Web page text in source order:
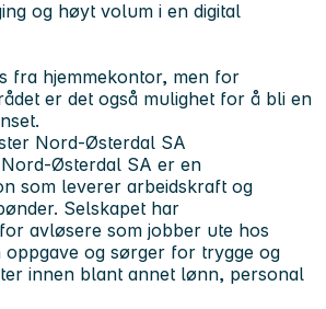
og høyt volum i en digital
fra hjemmekontor, men for
er det også mulighet for å bli en
Nord-Østerdal SA
Østerdal SA er en
som leverer arbeidskraft og
Selskapet har
avløsere som jobber ute hos
oppgave og sørger for trygge og
innen blant annet lønn, personal